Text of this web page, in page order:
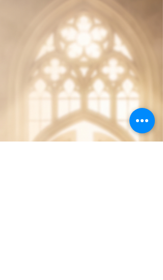
25.06.2026 | "Preparem-se para a
Parusia! O meu filho Jesus vai
voltar. "
Cada um, torne-se santo!